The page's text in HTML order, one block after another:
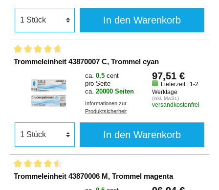
In den Warenkorb
Trommeleinheit 43870007 C, Trommel cyan
ca. 0.5 cent
pro Seite
ca. 20000 Seiten
Informationen zur
Produktsicherheit
97,51 €
Lieferzeit : 1-2
Werktage
(inkl. MwSt.)
versandkostenfrei
In den Warenkorb
Trommeleinheit 43870006 M, Trommel magenta